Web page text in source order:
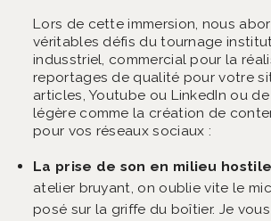
Lors de cette immersion, nous
véritables défis du tournage
indusstriel, commercial pour la
reportages de qualité pour votre
articles, Youtube ou LinkedIn ou
légère comme la création de
pour vos réseaux sociaux :
La prise de son en milieu
atelier bruyant, on oublie vite le
posé sur la griffe du boîtier. Je